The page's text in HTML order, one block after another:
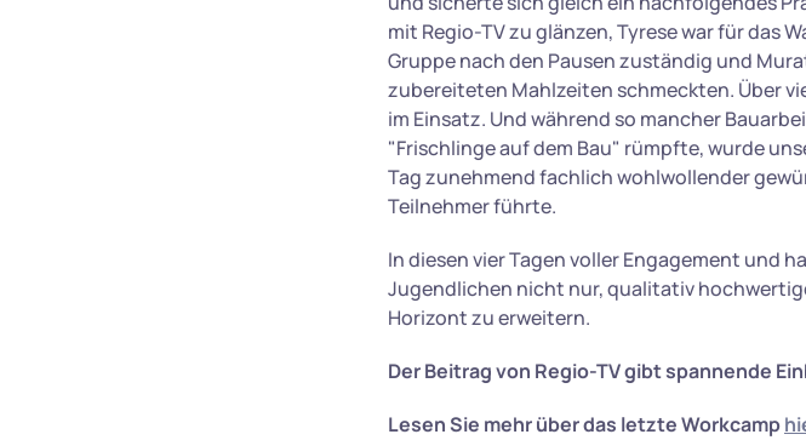
mit Regio-TV zu glänzen, Tyrese war für das
Gruppe nach den Pausen zuständig und
zubereiteten Mahlzeiten schmeckten. Über
im Einsatz. Und während so mancher
"Frischlinge auf dem Bau" rümpfte, wurde
Tag zunehmend fachlich wohlwollender
Teilnehmer führte.
In diesen vier Tagen voller Engagement und
Jugendlichen nicht nur, qualitativ
Horizont zu erweitern.
Der Beitrag von Regio-TV gibt spannende
Lesen Sie mehr über das letzte Workcamp